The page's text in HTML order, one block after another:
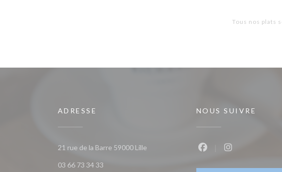
Tous nos plats
ADRESSE
21 rue de la Barre 59000 Lille((ouvre une nouvelle fenêtre))
03 66 73 34 33
NOUS SUIVRE
Facebook ((ouvre